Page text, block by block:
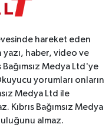
hareket eden
yazı, haber, video ve
Medya Ltd'ye
yorumları onların
Medya Ltd ile
Bağımsız Medya
almaz.